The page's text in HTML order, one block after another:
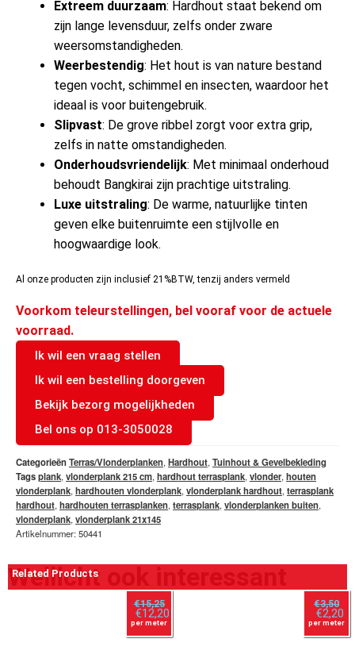
Extreem duurzaam: Hardhout staat bekend om
zijn lange levensduur, zelfs onder zware
weersomstandigheden.
Weerbestendig: Het hout is van nature bestand
tegen vocht, schimmel en insecten, waardoor het
ideaal is voor buitengebruik.
Slipvast: De grove ribbel zorgt voor extra grip,
zelfs in natte omstandigheden.
Onderhoudsvriendelijk: Met minimaal onderhoud
behoudt Bangkirai zijn prachtige uitstraling.
Luxe uitstraling: De warme, natuurlijke tinten
geven elke buitenruimte een stijlvolle en
hoogwaardige look.
Al onze producten zijn inclusief 21%BTW, tenzij anders vermeld
Voorkom teleurstellingen, bel vooraf voor de actuele
voorraad.
Ik wil een vraag stellen
Ik wil een bestelling doorgeven
Bekijk bezorg mogelijkheden
Bel ons op 013-3050028
CategorieënTerras/Vlonderplanken, Hardhout, Tuinhout & Gevelbekleding
Tagsplank, vlonderplank 215 cm, hardhout terrasplank, vlonder, houten
vlonderplank, hardhouten vlonderplank, vlonderplank hardhout, terrasplank
hardhout, hardhouten terrasplanken, terrasplank, vlonderplanken buiten,
vlonderplank, vlonderplank 21x145
Artikelnummer: 50441
Wellicht ook interessant
Related Products
€15,25
€12,20
per meter
€3,50
€2,20
per meter